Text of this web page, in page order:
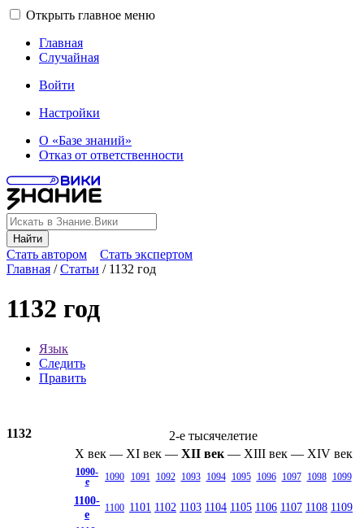
Открыть главное меню
Главная
Случайная
Войти
Настройки
О «Базе знаний»
Отказ от ответственности
Найти
Стать автором
Стать экспертом
Главная /Статьи / 1132 год
1132 год
Язык
Следить
Править
2-е тысячелетие
X век— XI век— XII век— XIII век— XIV век
1090-
е
1090 1091 1092 1093 1094 1095 1096 1097 1098 1099
1100-
е
1100 1101 1102 1103 1104 1105 1106 1107 1108 1109
1132